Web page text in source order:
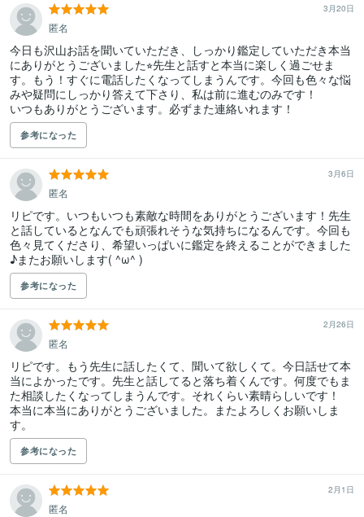
3月20日
匿名
今日も沢山お話を聞いていただき、しっかり鑑定していただき本当
にありがとうございました⭐︎先生と話すと本当に楽しく過ごせま
す。もう！すぐに電話したくなってしまうんです。今回も色々な悩
みや疑問にしっかり答えて下さり、私は前に進むのみです！
いつもありがとうございます。必ずまた連絡いれます！
参考になった
3月6日
匿名
リピです。いつもいつも素敵な時間をありがとうございます！先生
と話しているとなんでも頑張れそうな気持ちになるんです。今回も
色々見てくださり、希望いっぱいに鑑定を終えることができました
♪またお願いします( ^ω^ )
参考になった
2月26日
匿名
リピです。もう先生に話したくて、聞いて欲しくて。今日話せて本
当によかったです。先生と話してると落ち着くんです。何度でもま
た相談したくなってしまうんです。それくらい素晴らしいです！
本当に本当にありがとうございました。またよろしくお願いしま
す。
参考になった
2月1日
匿名